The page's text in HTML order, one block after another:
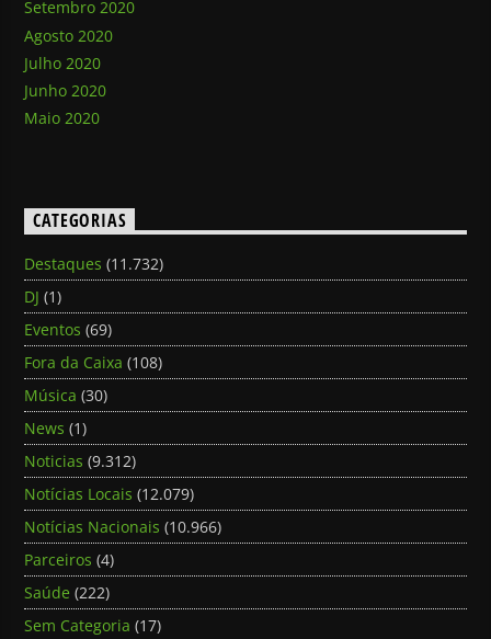
Setembro 2020
Agosto 2020
Julho 2020
Junho 2020
Maio 2020
CATEGORIAS
Destaques (11.732)
DJ (1)
Eventos (69)
Fora da Caixa (108)
Música (30)
News (1)
Noticias (9.312)
Notícias Locais (12.079)
Notícias Nacionais (10.966)
Parceiros (4)
Saúde (222)
Sem Categoria (17)